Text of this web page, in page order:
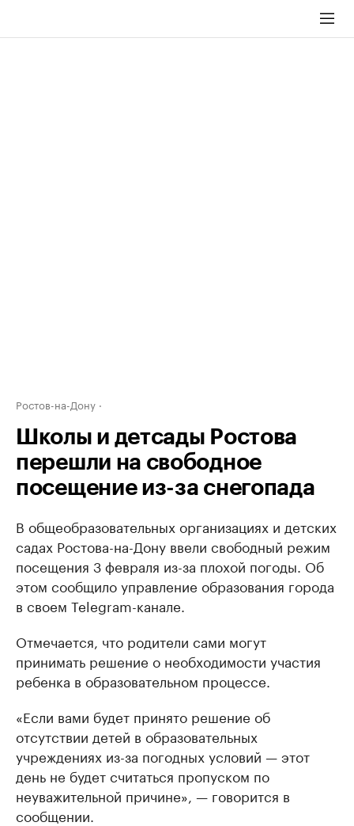
Ростов-на-Дону
Школы и детсады Ростова
перешли на свободное
посещение из-за снегопада
В общеобразовательных организациях и детских
садах Ростова-на-Дону ввели свободный режим
посещения 3 февраля из-за плохой погоды. Об
этом сообщило управление образования города
в своем Telegram-канале.
Отмечается, что родители сами могут
принимать решение о необходимости участия
ребенка в образовательном процессе.
«Если вами будет принято решение об
отсутствии детей в образовательных
учреждениях из-за погодных условий — этот
день не будет считаться пропуском по
неуважительной причине», — говорится в
сообщении.